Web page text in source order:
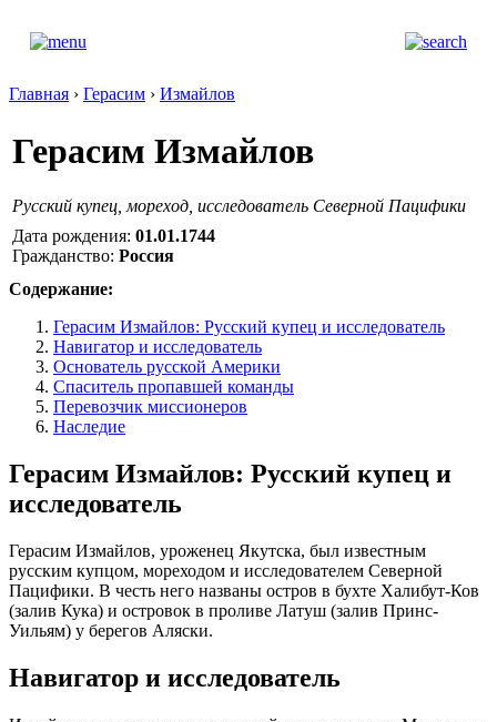
Главная › Герасим › Измайлов
Герасим Измайлов
Русский купец, мореход, исследователь Северной Пацифики
Дата рождения: 01.01.1744
Гражданство: Россия
Содержание:
Герасим Измайлов: Русский купец и исследователь
Навигатор и исследователь
Основатель русской Америки
Спаситель пропавшей команды
Перевозчик миссионеров
Наследие
Герасим Измайлов: Русский купец и
исследователь
Герасим Измайлов, уроженец Якутска, был известным
русским купцом, мореходом и исследователем Северной
Пацифики. В честь него названы остров в бухте Халибут-Ков
(залив Кука) и островок в проливе Латуш (залив Принс-
Уильям) у берегов Аляски.
Навигатор и исследователь